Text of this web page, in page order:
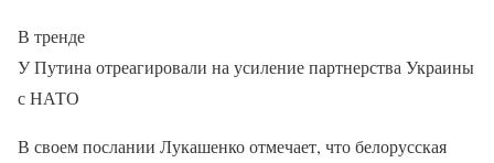
В тренде
У Путина отреагировали на усиление партнерства Украины
с НАТО
В своем послании Лукашенко отмечает, что белорусская